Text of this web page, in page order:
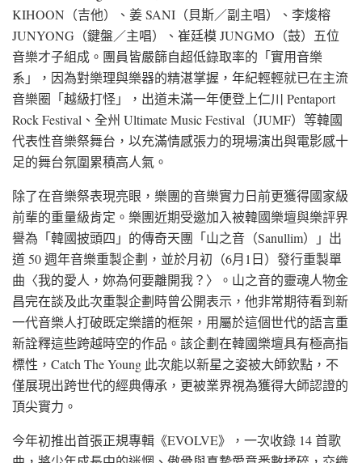
KIHOON（吉他）、姜 SANI（貝斯／副主唱）、李焌榕
JUNYONG（鍵盤／主唱）、崔廷模 JUNGMO（鼓）五位
音樂才子組成。團員皆嚴篩自超低錄取率的「實用音樂
系」，因為對樂理與樂器的精湛掌握，年紀輕輕就已在主流
音樂圈「越級打怪」，出道未滿一年便登上仁川 Pentaport
Rock Festival、全州 Ultimate Music Festival（JUMF）等韓國
代表性音樂祭舞台，以充滿情感張力的現場演出與電影感十
足的舞台氛圍累積高人氣。
除了在音樂祭表現亮眼，樂團的音樂實力日前更獲得國家級
前輩的重量級肯定。樂團近期受邀加入被韓國樂壇與樂評界
譽為「韓國披頭四」的傳奇天團「山之音（Sanullim）」出
道 50 週年音樂重製企劃，並於月初（6月1日）發行重製單
曲〈我的愛人，妳為何要離開我？〉。山之音的靈魂人物金
昌完在談及此次重製企劃時曾公開表示，他非常期待看到新
一代音樂人打破既定樂譜的框架，用屬於這個世代的語言重
新詮釋這些跨越時空的作品。該企劃在韓國樂壇具有極高指
標性，Catch The Young 此次能以新星之姿被大師欽點，不
僅展現出跨世代的經典傳承，更被業界視為獲得大師認證的
頂尖實力。
今年初推出首張正規專輯《EVOLVE》，一次收錄 14 首歌